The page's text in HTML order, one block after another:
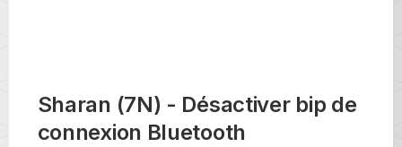
Sharan (7N) - Désactiver bip de
connexion Bluetooth